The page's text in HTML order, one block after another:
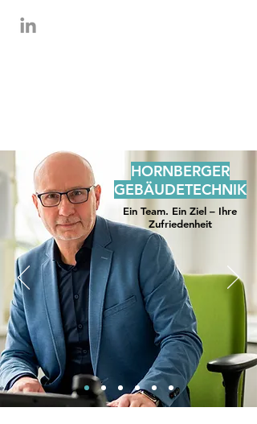
HORNBERGER
GEBÄUDETECHNIK
Ein Team. Ein Ziel – Ihre
Zufriedenheit